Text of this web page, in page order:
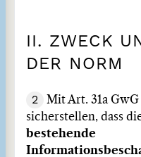
II. ZWECK
DER NORM
2
Mit Art. 31a
sicherstellen, dass
bestehende